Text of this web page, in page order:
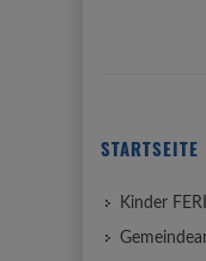
STARTSEITE
Kinder